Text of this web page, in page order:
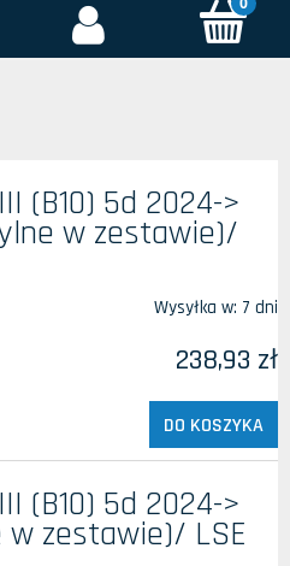
(B10) 5d 2024->
w zestawie)/
Wysyłka w: 7 dni
238,93 zł
DO KOSZYKA
(B10) 5d 2024->
zestawie)/ LSE